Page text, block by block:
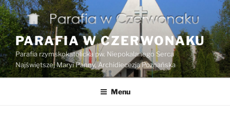
Przejdź
do
treści
PARAFIA W CZERWONAKU
Parafia rzymskokatolicka pw. Niepokalanego Serca
Najświętszej Maryi Panny, Archidiecezja Poznańska
Menu